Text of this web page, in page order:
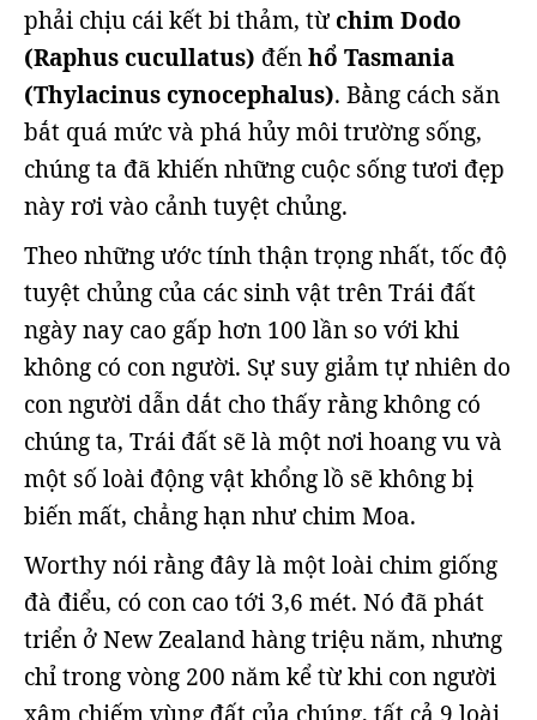
phải chịu cái kết bi thảm, từ chim Dodo
(Raphus cucullatus) đếnhổ Tasmania
(Thylacinus cynocephalus). Bằng cách săn
bắt quá mức và phá hủy môi trường sống,
chúng ta đã khiến những cuộc sống tươi đẹp
này rơi vào cảnh tuyệt chủng.
Theo những ước tính thận trọng nhất, tốc độ
tuyệt chủng của các sinh vật trên Trái đất
ngày nay cao gấp hơn 100 lần so với khi
không có con người. Sự suy giảm tự nhiên do
con người dẫn dắt cho thấy rằng không có
chúng ta, Trái đất sẽ là một nơi hoang vu và
một số loài động vật khổng lồ sẽ không bị
biến mất, chẳng hạn như chim Moa.
Worthy nói rằng đây là một loài chim giống
đà điểu, có con cao tới 3,6 mét. Nó đã phát
triển ở New Zealand hàng triệu năm, nhưng
chỉ trong vòng 200 năm kể từ khi con người